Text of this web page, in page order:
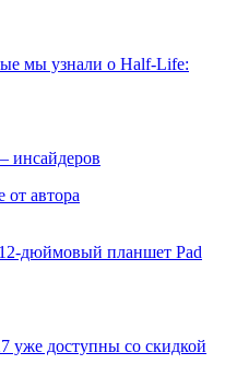
мы узнали о Half-Life:
инсайдеров
от автора
дюймовый планшет Pad
уже доступны со скидкой